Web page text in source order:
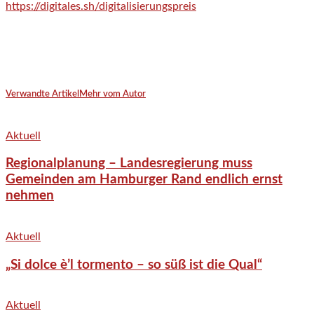
https://digitales.sh/digitalisierungspreis
Verwandte Artikel Mehr vom Autor
Aktuell
Regionalplanung – Landesregierung muss
Gemeinden am Hamburger Rand endlich ernst
nehmen
Aktuell
„Si dolce è’l tormento – so süß ist die Qual“
Aktuell